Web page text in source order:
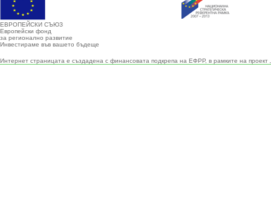
ЕВРОПЕЙСКИ СЪЮЗ
Европейски фонд
за регионално развитие
Инвестираме във вашето бъдеще
Интернет страницата е създадена с финансовата подкрепа на ЕФРР, в рамките на